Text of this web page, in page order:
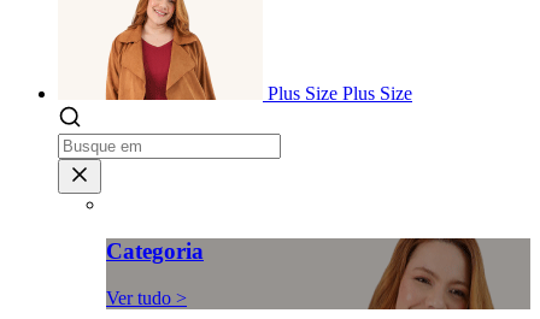
Plus Size Plus Size
Categoria
Ver tudo >